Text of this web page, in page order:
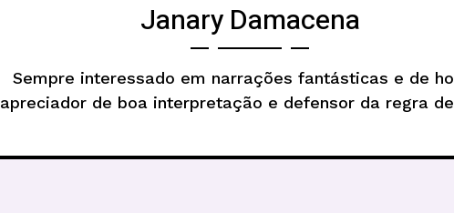
Janary Damacena
Sempre interessado em narrações fantásticas e de
apreciador de boa interpretação e defensor da regra